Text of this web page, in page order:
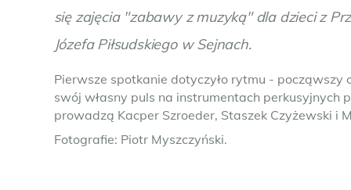
się zajęcia "zabawy z muzyką" dla dzieci z
Józefa Piłsudskiego w Sejnach.
Pierwsze spotkanie dotyczyło rytmu - począwszy
swój własny puls na instrumentach perkusyjnych
prowadzą Kacper Szroeder, Staszek Czyżewski i
Fotografie: Piotr Myszczyński.